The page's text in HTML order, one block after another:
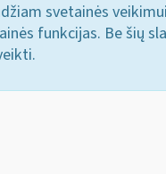
svetainės
funkcijas. Be šių